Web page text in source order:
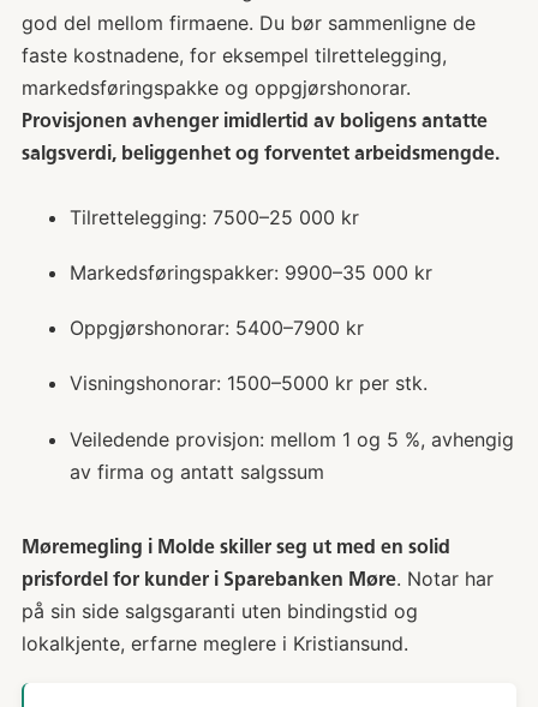
god del mellom firmaene. Du bør sammenligne de
faste kostnadene, for eksempel tilrettelegging,
markedsføringspakke og oppgjørshonorar.
Provisjonen avhenger imidlertid av boligens antatte
salgsverdi, beliggenhet og forventet arbeidsmengde.
Tilrettelegging: 7500–25 000 kr
Markedsføringspakker: 9900–35 000 kr
Oppgjørshonorar: 5400–7900 kr
Visningshonorar: 1500–5000 kr per stk.
Veiledende provisjon: mellom 1 og 5 %, avhengig
av firma og antatt salgssum
Møremegling i Molde skiller seg ut med en solid
prisfordel for kunder i Sparebanken Møre. Notar har
på sin side salgsgaranti uten bindingstid og
lokalkjente, erfarne meglere i Kristiansund.